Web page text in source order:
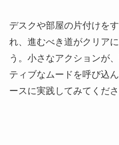
デスクや部屋の片付けを
れ、進むべき道がクリア
う。小さなアクションが
ティブなムードを呼び込
ースに実践してみてくださ